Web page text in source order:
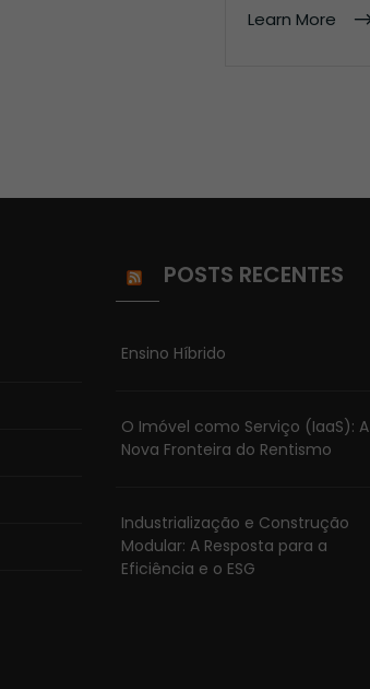
Learn More
POSTS RECENTES
Ensino Híbrido
O Imóvel como Serviço (IaaS): A
Nova Fronteira do Rentismo
Industrialização e Construção
Modular: A Resposta para a
Eficiência e o ESG